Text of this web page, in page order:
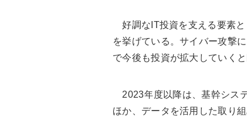
好調なIT投資を支える要素
を挙げている。サイバー攻撃
で今後も投資が拡大していくと
2023年度以降は、基幹シス
ほか、データを活用した取り